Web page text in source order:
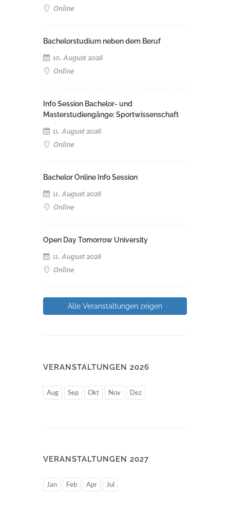
Online
Bachelorstudium neben dem Beruf
10. August 2026
Online
Info Session Bachelor- und
Masterstudiengänge: Sportwissenschaft
11. August 2026
Online
Bachelor Online Info Session
11. August 2026
Online
Open Day Tomorrow University
11. August 2026
Online
Alle Veranstaltungen zeigen
VERANSTALTUNGEN 2026
Aug Sep Okt Nov Dez
VERANSTALTUNGEN 2027
Jan Feb Apr Jul